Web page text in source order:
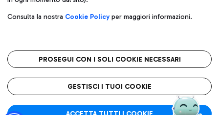
Gelateria
Wine Bar & Sparkling
Raggiungi l’aeroporto senza pensieri con il servizio di taxi a
Scopri la nostra offerta per una pausa gustosa in aeroporto
Mappa Aeroporto Fiumicino
telefono +39 06 65951
Privacy policy
Note legali
Roma FCO
L'aeroporto stellato
Consulta la nostra Cookie Policyper maggiori informazioni.
PROSEGUI CON I SOLI COOKIE NECESSARI
GESTISCI I TUOI COOKIE